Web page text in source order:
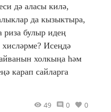
дә аласы килә,
да кызыктыра,
риза булыр идең
Исеңдә
холкыңа һәм
карап сайларга
49 0 0